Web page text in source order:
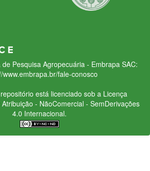
Pesquisa Agropecuária - Embrapa SAC:
www.embrapa.br/fale-conosco
está licenciado sob a Licença
Atribuição - NãoComercial - SemDerivações
4.0 Internacional.